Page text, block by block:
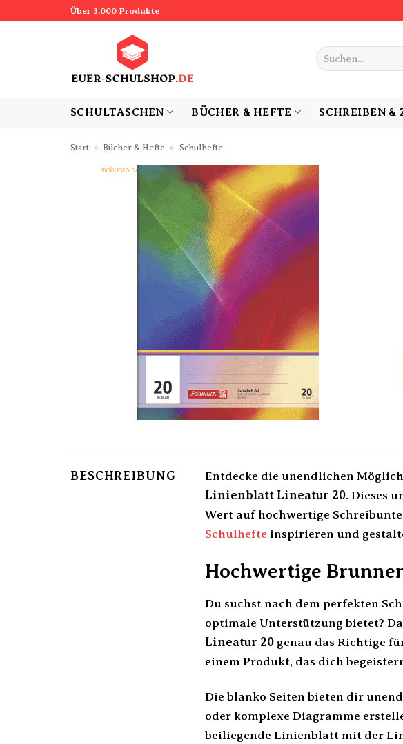
Über 3.000 Produkte
Suchen
nach:
SCHULTASCHEN BÜCHER & HEFTE SCHREIBEN &
Start » Bücher & Hefte » Schulhefte
BESCHREIBUNG Entdecke die unendlichen
Linienblatt Lineatur 20. Dieses
Wert auf hochwertige
Schulhefte inspirieren und
Hochwertige
Du suchst nach dem perfekten
optimale Unterstützung bietet?
Lineatur 20 genau das Richtige
einem Produkt, das dich
Die blanko Seiten bieten dir
oder komplexe Diagramme
beiliegende Linienblatt mit der